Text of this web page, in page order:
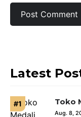
Latest
Toko
Aug. 8,